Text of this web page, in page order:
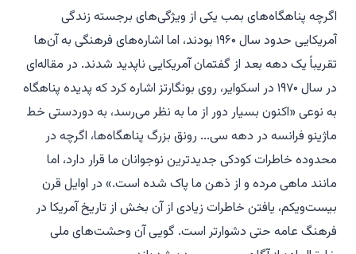
اگرچه پناهگاه‌های بمب یکی از ویژگی‌های برجسته زندگی
آمریکایی حدود سال ۱۹۶۰ بودند، اما اشاره‌های فرهنگی به آن‌ها
تقریباً یک دهه بعد از گفتمان آمریکایی ناپدید شدند. در مقاله‌ای
در سال ۱۹۷۰ در
اسکوایر، روی بونگارتز اشاره کرد که پدیده پناهگاه
به نوعی «اکنون بسیار دور از ما به نظر می‌رسد، به دوردستی خط
ماژینو فرانسه در دهه سی... رونق بزرگ پناهگاه‌ها، اگرچه در
محدوده خاطرات کودکی جدیدترین نوجوانان ما قرار دارد، اما
مانند ماهی مرده و از ذهن ما پاک شده است.» در اوایل قرن
بیست‌ویکم، یافتن خاطرات زیادی از آن بخش از تاریخ آمریکا در
فرهنگ عامه حتی دشوارتر است. گویی آن وحشت‌های ملی